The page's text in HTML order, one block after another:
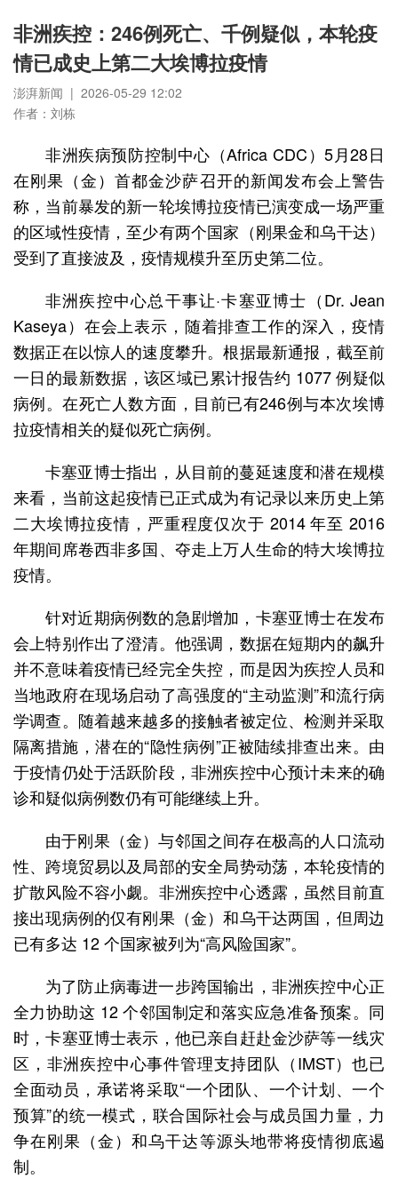
非洲疾控：246例死亡、千例疑似，本轮疫
情已成史上第二大埃博拉疫情
澎湃新闻 | 2026-05-29 12:02
作者：刘栋
非洲疾病预防控制中心（Africa CDC）5月28日
在刚果（金）首都金沙萨召开的新闻发布会上警告
称，当前暴发的新一轮埃博拉疫情已演变成一场严重
的区域性疫情，至少有两个国家（刚果金和乌干达）
受到了直接波及，疫情规模升至历史第二位。
非洲疾控中心总干事让·卡塞亚博士（Dr. Jean
Kaseya）在会上表示，随着排查工作的深入，疫情
数据正在以惊人的速度攀升。根据最新通报，截至前
一日的最新数据，该区域已累计报告约 1077 例疑似
病例。在死亡人数方面，目前已有246例与本次埃博
拉疫情相关的疑似死亡病例。
卡塞亚博士指出，从目前的蔓延速度和潜在规模
来看，当前这起疫情已正式成为有记录以来历史上第
二大埃博拉疫情，严重程度仅次于 2014 年至 2016
年期间席卷西非多国、夺走上万人生命的特大埃博拉
疫情。
针对近期病例数的急剧增加，卡塞亚博士在发布
会上特别作出了澄清。他强调，数据在短期内的飙升
并不意味着疫情已经完全失控，而是因为疾控人员和
当地政府在现场启动了高强度的“主动监测”和流行病
学调查。随着越来越多的接触者被定位、检测并采取
隔离措施，潜在的“隐性病例”正被陆续排查出来。由
于疫情仍处于活跃阶段，非洲疾控中心预计未来的确
诊和疑似病例数仍有可能继续上升。
由于刚果（金）与邻国之间存在极高的人口流动
性、跨境贸易以及局部的安全局势动荡，本轮疫情的
扩散风险不容小觑。非洲疾控中心透露，虽然目前直
接出现病例的仅有刚果（金）和乌干达两国，但周边
已有多达 12 个国家被列为“高风险国家”。
为了防止病毒进一步跨国输出，非洲疾控中心正
全力协助这 12 个邻国制定和落实应急准备预案。同
时，卡塞亚博士表示，他已亲自赶赴金沙萨等一线灾
区，非洲疾控中心事件管理支持团队（IMST）也已
全面动员，承诺将采取“一个团队、一个计划、一个
预算”的统一模式，联合国际社会与成员国力量，力
争在刚果（金）和乌干达等源头地带将疫情彻底遏
制。